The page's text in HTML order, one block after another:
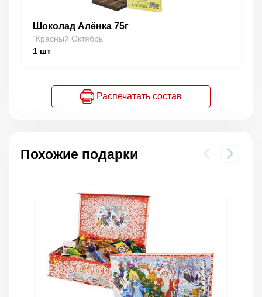
Шоколад Алёнка 75г
"Красный Октябрь"
1 шт
Распечатать состав
Похожие подарки